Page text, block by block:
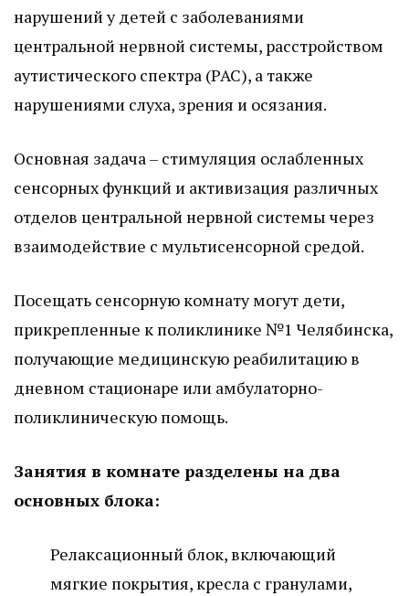
нарушений у детей с заболеваниями
центральной нервной системы, расстройством
аутистического спектра (РАС), а также
нарушениями слуха, зрения и осязания.
Основная задача – стимуляция ослабленных
сенсорных функций и активизация различных
отделов центральной нервной системы через
взаимодействие с мультисенсорной средой.
Посещать сенсорную комнату могут дети,
прикрепленные к поликлинике №1 Челябинска,
получающие медицинскую реабилитацию в
дневном стационаре или амбулаторно-
поликлиническую помощь.
Занятия в комнате разделены на два
основных блока:
Релаксационный блок, включающий
мягкие покрытия, кресла с гранулами,